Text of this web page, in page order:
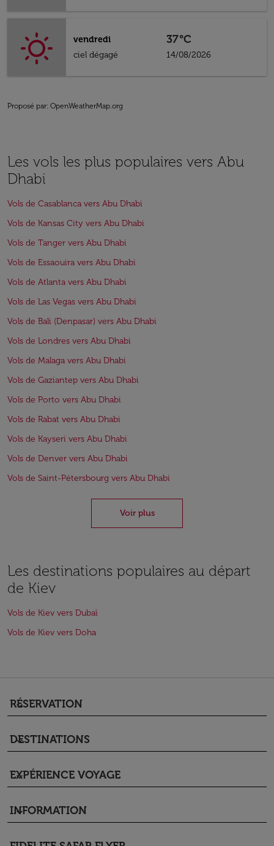
vendredi
ciel dégagé
37°C
14/08/2026
Proposé par: OpenWeatherMap.org
Les vols les plus populaires vers Abu
Dhabi
Vols de Casablanca vers Abu Dhabi
Vols de Kansas City vers Abu Dhabi
Vols de Tanger vers Abu Dhabi
Vols de Essaouira vers Abu Dhabi
Vols de Atlanta vers Abu Dhabi
Vols de Las Vegas vers Abu Dhabi
Vols de Bali (Denpasar) vers Abu Dhabi
Vols de Londres vers Abu Dhabi
Vols de Malaga vers Abu Dhabi
Vols de Gaziantep vers Abu Dhabi
Vols de Porto vers Abu Dhabi
Vols de Rabat vers Abu Dhabi
Vols de Kayseri vers Abu Dhabi
Vols de Denver vers Abu Dhabi
Vols de Saint-Pétersbourg vers Abu Dhabi
Voir plus
Les destinations populaires au départ
de Kiev
Vols de Kiev vers Dubaï
Vols de Kiev vers Doha
RÉSERVATION
keyboard_arrow_down
DESTINATIONS
keyboard_arrow_down
EXPÉRIENCE VOYAGE
keyboard_arrow_down
INFORMATION
keyboard_arrow_down